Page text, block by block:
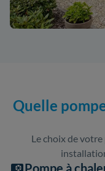
Quelle
Le choix de
Pompe à